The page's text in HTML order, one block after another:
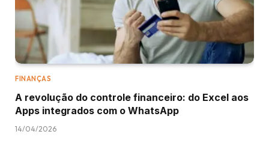
FINANÇAS
A revolução do controle financeiro: do Excel aos
Apps integrados com o WhatsApp
14/04/2026